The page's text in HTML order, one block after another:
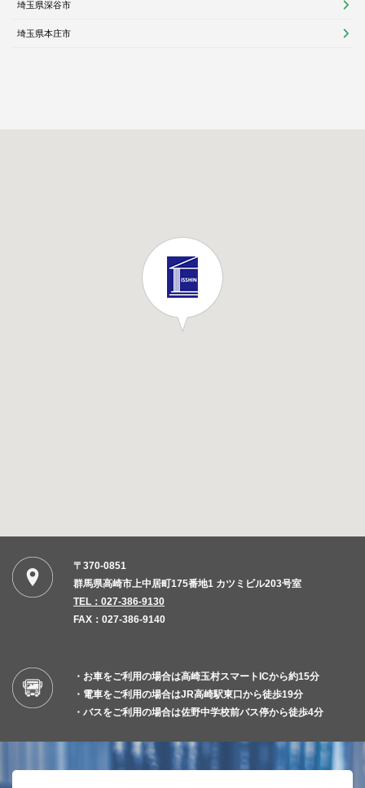
埼玉県深谷市
埼玉県本庄市
〒370-0851
群馬県高崎市上中居町175番地1 カツミビル203号室
TEL：027-386-9130
FAX：027-386-9140
・お車をご利用の場合は高崎玉村スマートICから約15分
・電車をご利用の場合はJR高崎駅東口から徒歩19分
・バスをご利用の場合は佐野中学校前バス停から徒歩4分